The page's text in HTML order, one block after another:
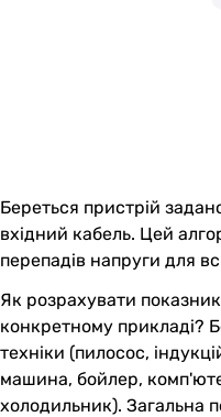
Береться пристрій
вхідний кабель. Цей
перепадів напруги для
Як розрахувати
конкретному прикладі?
техніки (пилосос,
машина, бойлер,
холодильник). Загальна